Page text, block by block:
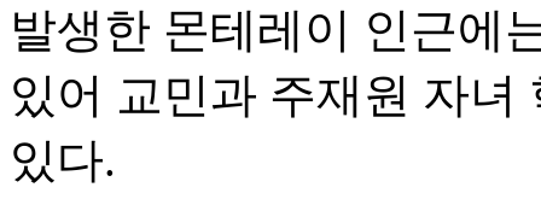
발생한 몬테레이 인근에
있어 교민과 주재원 자녀
있다.